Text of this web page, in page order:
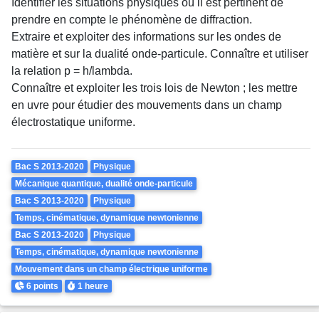
prendre en compte le phénomène de diffraction.
Extraire et exploiter des informations sur les ondes de
matière et sur la dualité onde-particule. Connaître et utiliser
la relation p = h/lambda.
Connaître et exploiter les trois lois de Newton ; les mettre
en uvre pour étudier des mouvements dans un champ
électrostatique uniforme.
Theme
Bac S 2013-2020
Physique
Mécanique quantique, dualité onde-particule
Bac S 2013-2020
Physique
Temps, cinématique, dynamique newtonienne
Bac S 2013-2020
Physique
Temps, cinématique, dynamique newtonienne
Mouvement dans un champ électrique uniforme
Points
6 points Durée
1 heure